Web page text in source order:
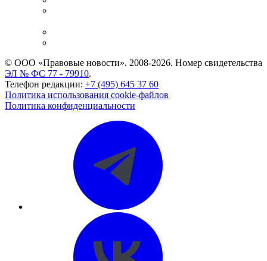
© ООО «Правовые новости». 2008-2026. Номер свидетельства
ЭЛ № ФС 77 - 79910.
Телефон редакции: +7 (495) 645 37 60
Политика использования cookie-файлов
Политика конфиденциальности